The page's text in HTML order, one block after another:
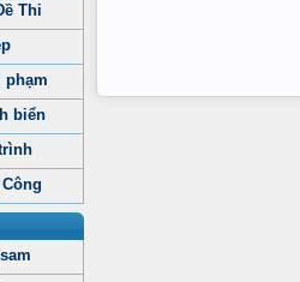
Thi
phạm
biển